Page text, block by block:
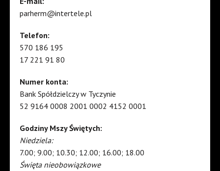
parherm@intertele.pl
Telefon:
570 186 195
17 221 91 80
Numer konta:
Bank Spółdzielczy w Tyczynie
52 9164 0008 2001 0002 4152 0001
Godziny Mszy Świętych:
Niedziela:
7.00; 9.00; 10.30; 12.00; 16.00; 18.00
Święta nieobowiązkowe